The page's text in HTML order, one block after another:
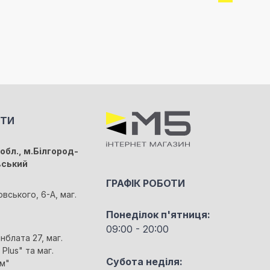
м.Білгород-
6-А, маг.
27, маг.
та маг.
ГРАФІК РОБОТИ
Понеділок п'ятниця:
09:00 - 20:00
Субота неділя: